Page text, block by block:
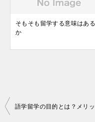
そもそも留学する意味はあ
か
投